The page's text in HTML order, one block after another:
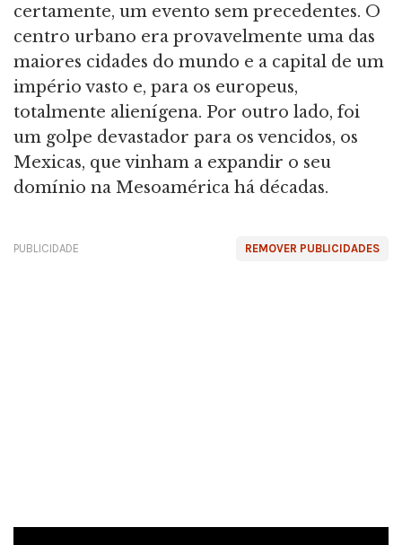
certamente, um evento sem precedentes. O
centro urbano era provavelmente uma das
maiores cidades do mundo e a capital de um
império vasto e, para os europeus,
totalmente alienígena. Por outro lado, foi
um golpe devastador para os vencidos, os
Mexicas, que vinham a expandir o seu
domínio na Mesoamérica há décadas.
REMOVER PUBLICIDADES
PUBLICIDADE